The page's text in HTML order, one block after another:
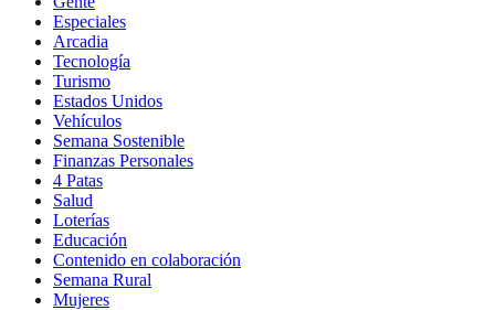
Especiales
Arcadia
Tecnología
Turismo
Estados Unidos
Vehículos
Semana Sostenible
Finanzas Personales
4 Patas
Salud
Loterías
Educación
Contenido en colaboración
Semana Rural
Mujeres